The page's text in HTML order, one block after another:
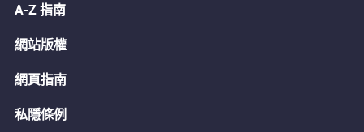
A-Z 指南
網站版權
網頁指南
私隱條例